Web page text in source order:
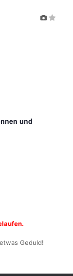
und
Geduld!